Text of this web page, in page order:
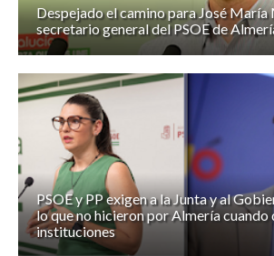
Despejado el camino para José
secretario general del PSOE de
PSOE y PP exigen a la Junta y al
lo que no hicieron por Almería
instituciones